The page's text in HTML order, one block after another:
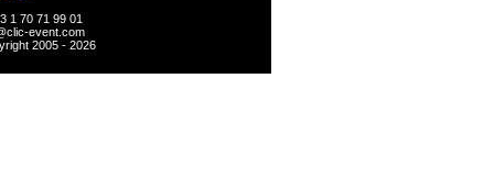
1 70 71 99 01
event.com
2005 - 2026